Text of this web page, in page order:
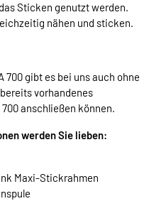
Sticken genutzt werden.
nähen und sticken.
700 gibt es bei uns auch ohne
vorhandenes
anschließen können.
werden Sie lieben:
Maxi-Stickrahmen